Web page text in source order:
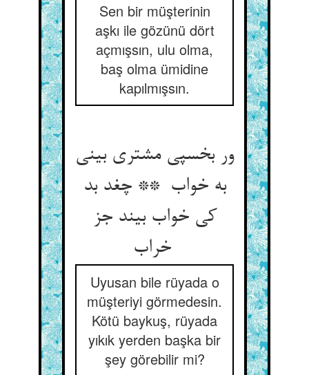
Sen bir müşterinin
aşkı ile gözünü dört
açmışsın, ulu olma,
baş olma ümidine
kapılmışsın.
ور بخسپی مشتری بینی
به خواب ** چغد بد
کی خواب بیند جز
خراب
Uyusan bile rüyada o
müşteriyi görmedesin.
Kötü baykuş, rüyada
yıkık yerden başka bir
şey görebilir mi?